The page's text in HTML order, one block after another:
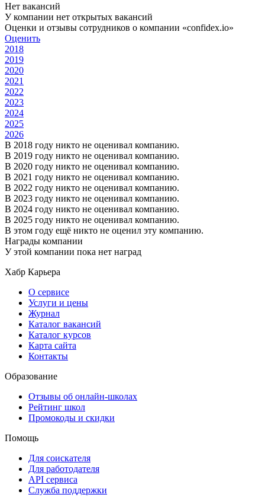
Нет вакансий
У компании нет открытых вакансий
Оценки и отзывы сотрудников о компании «confidex.io»
Оценить
2018
2019
2020
2021
2022
2023
2024
2025
2026
В 2018 году никто не оценивал компанию.
В 2019 году никто не оценивал компанию.
В 2020 году никто не оценивал компанию.
В 2021 году никто не оценивал компанию.
В 2022 году никто не оценивал компанию.
В 2023 году никто не оценивал компанию.
В 2024 году никто не оценивал компанию.
В 2025 году никто не оценивал компанию.
В этом году ещё никто не оценил эту компанию.
Награды компании
У этой компании пока нет наград
Хабр Карьера
О сервисе
Услуги и цены
Журнал
Каталог вакансий
Каталог курсов
Карта сайта
Контакты
Образование
Отзывы об онлайн-школах
Рейтинг школ
Промокоды и скидки
Помощь
Для соискателя
Для работодателя
API сервиса
Служба поддержки